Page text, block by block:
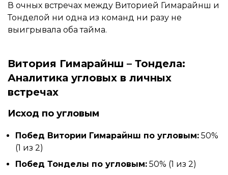
В очных встречах между Виторией Гимарайнш и
Тонделой ни одна из команд ни разу не
выигрывала оба тайма.
Витория Гимарайнш – Тондела:
Аналитика угловых в личных
встречах
Исход по угловым
Побед Витории Гимарайнш по угловым: 50%
(1 из 2)
Побед Тонделы по угловым: 50% (1 из 2)